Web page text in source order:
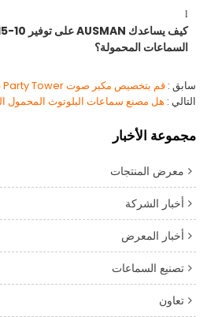
l
السماعات المحمولة؟
سابق قم بتخصيص مكبر صوت Party Tower في المصنع الصيني
التالي هل مصنع سماعات البلوتوث المحمول
مجموعة الأخبار
معرض المنتجات
أخبار الشركة
أخبار المعرض
تصنيع السماعات
تعاون